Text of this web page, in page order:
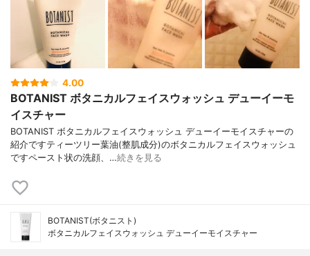
4.00
BOTANIST ボタニカルフェイスウォッシュ デューイーモ
イスチャー
BOTANIST ボタニカルフェイスウォッシュ デューイーモイスチャーの
紹介ですティーツリー葉油(整肌成分)のボタニカルフェイスウォッシュ
ですペースト状の洗顔、…続きを見る
BOTANIST(ボタニスト)
ボタニカルフェイスウォッシュ デューイーモイスチャー